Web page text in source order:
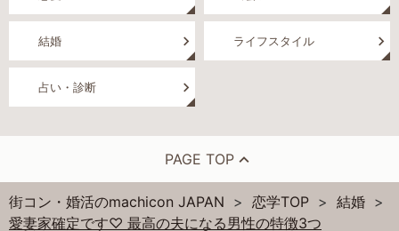
結婚 ライフスタイル
占い・診断
PAGE TOP
街コン・婚活のmachicon JAPAN 恋学TOP
結婚
愛妻家確定です♡ 最高の夫になる男性の特徴3つ